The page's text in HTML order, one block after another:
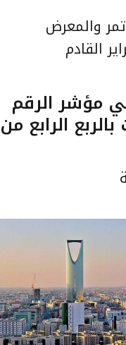
والمعرض
في مؤشر الرقم
الرابع من